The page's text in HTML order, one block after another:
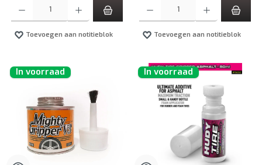
Toevoegen aan notitieblok Toevoegen aan notitieblok
In voorraad In voorraad